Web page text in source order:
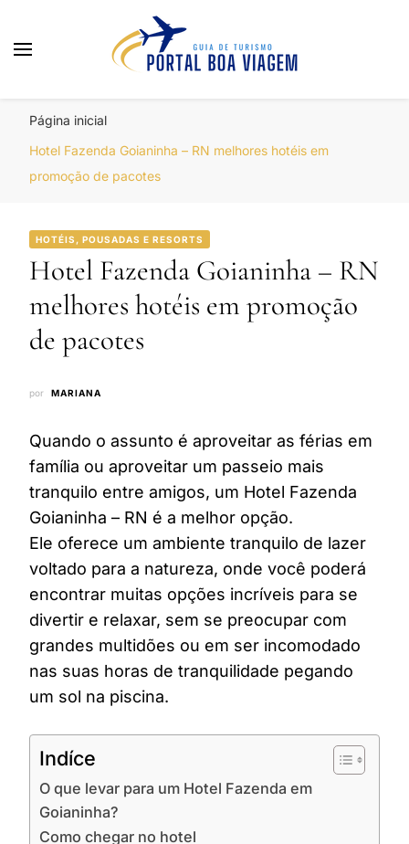
Página inicial
Hotel Fazenda Goianinha – RN melhores hotéis em
promoção de pacotes
HOTÉIS, POUSADAS E RESORTS
Hotel Fazenda Goianinha – RN
melhores hotéis em promoção
de pacotes
por MARIANA
Quando o assunto é aproveitar as férias em
família ou aproveitar um passeio mais
tranquilo entre amigos, um Hotel Fazenda
Goianinha – RN é a melhor opção.
Ele oferece um ambiente tranquilo de lazer
voltado para a natureza, onde você poderá
encontrar muitas opções incríveis para se
divertir e relaxar, sem se preocupar com
grandes multidões ou em ser incomodado
nas suas horas de tranquilidade pegando
um sol na piscina.
Indíce
O que levar para um Hotel Fazenda em
Goianinha?
Como chegar no hotel